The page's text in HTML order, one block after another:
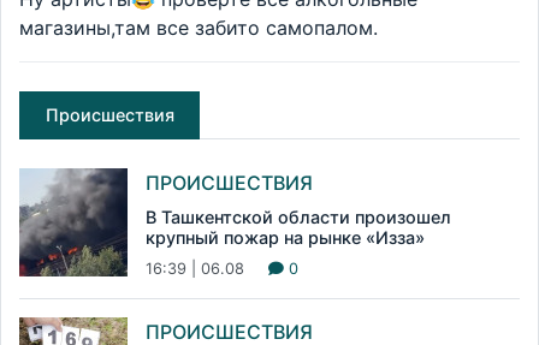
магазины,там все забито самопалом.
Происшествия
ПРОИСШЕСТВИЯ
В Ташкентской области произошел
крупный пожар на рынке «Изза»
16:39 | 06.08 0
ПРОИСШЕСТВИЯ